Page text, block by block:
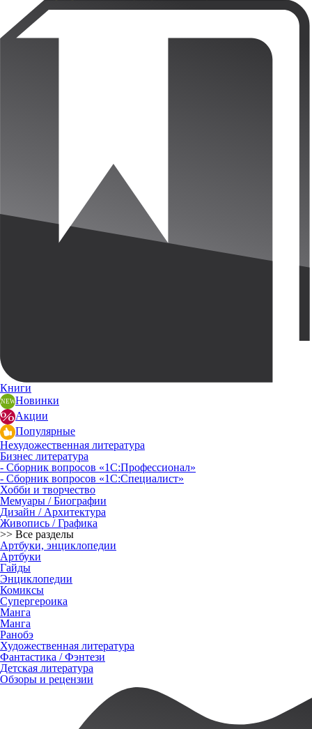
Книги
Новинки
Акции
Популярные
Нехудожественная литература
Бизнес литература
- Сборник вопросов «1С:Профессионал»
- Сборник вопросов «1С:Специалист»
Хобби и творчество
Мемуары / Биографии
Дизайн / Архитектура
Живопись / Графика
>> Все разделы
Артбуки, энциклопедии
Артбуки
Гайды
Энциклопедии
Комиксы
Супергероика
Манга
Манга
Ранобэ
Художественная литература
Фантастика / Фэнтези
Детская литература
Обзоры и рецензии